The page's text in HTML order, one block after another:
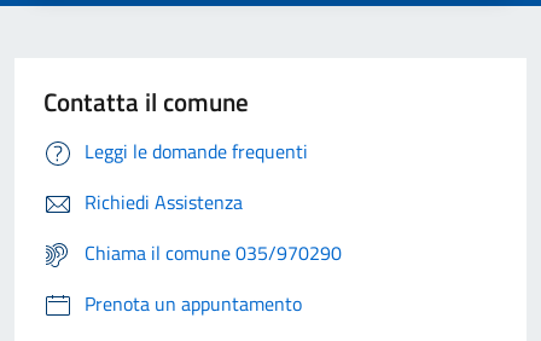
Contatta il comune
Leggi le domande frequenti
Richiedi Assistenza
Chiama il comune 035/970290
Prenota un appuntamento